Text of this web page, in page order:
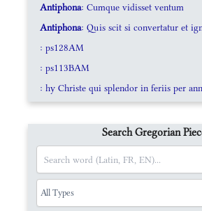
Antiphona: Cumque vidisset ventum
Antiphona: Quis scit si convertatur et
: ps128AM
: ps113BAM
: hy Christe qui splendor in feriis per
Search Gregorian